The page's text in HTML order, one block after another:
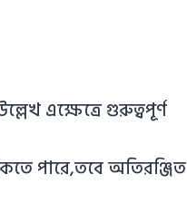
এক্ষেত্রে গুরুত্বপূর্ণ
পারে,তবে অতিরঞ্জিত